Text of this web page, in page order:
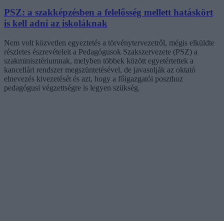
PSZ: a szakképzésben a felelősség mellett hatáskört
is kell adni az iskoláknak
Nem volt közvetlen egyeztetés a törvénytervezetről, mégis elküldte
részletes észrevételeit a Pedagógusok Szakszervezete (PSZ) a
szakminisztériumnak, melyben többek között egyetértettek a
kancellári rendszer megszüntetésével, de javasolják az oktató
elnevezés kivezetését és azt, hogy a főigazgatói poszthoz
pedagógusi végzettségre is legyen szükség.